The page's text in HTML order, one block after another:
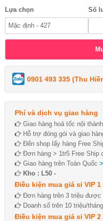
Lựa chọn Số
0901 493 335 (Thu
Phí và dịch vụ giao hàng
Giao hàng hoả tốc nội
Hỗ trợ đóng gói và giao
Đến shop lấy hàng Free
Đơn hàng > 1tr5 Free Ship
Giao hàng trên Toàn Quốc
Kho : L50 -
Điều kiện mua giá sỉ VIP 1
Đơn hàng trên 3 triệu được
Doanh số trên 10 triệu/
Điều kiện mua giá sỉ VIP 2